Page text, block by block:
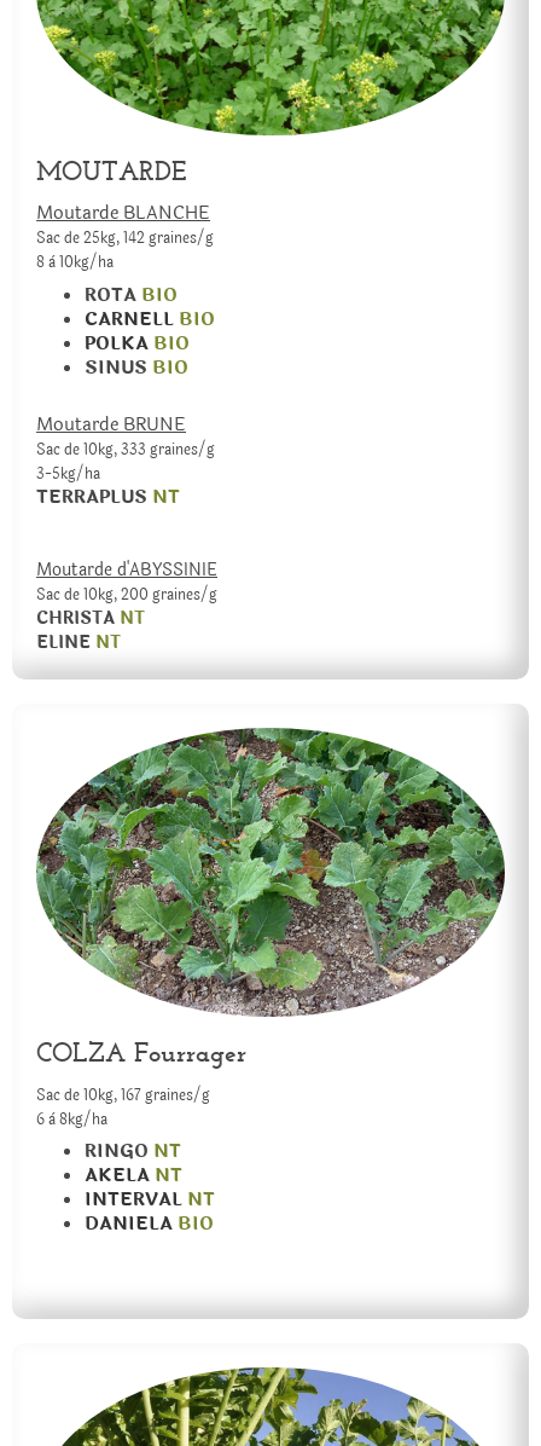
MOUTARDE
Moutarde BLANCHE
Sac de 25kg, 142 graines/g
8 à 10kg/ha
ROTA BIO
CARNELL BIO
POLKA BIO
SINUS BIO
Moutarde BRUNE
Sac de 10kg, 333 graines/g
3-5kg/ha
TERRAPLUS NT
Moutarde d'ABYSSINIE
Sac de 10kg, 200 graines/g
CHRISTA NT
ELINE NT
COLZA Fourrager
Sac de 10kg, 167 graines/g
6 à 8kg/ha
RINGO NT
AKELA NT
INTERVAL NT
DANIELA BIO